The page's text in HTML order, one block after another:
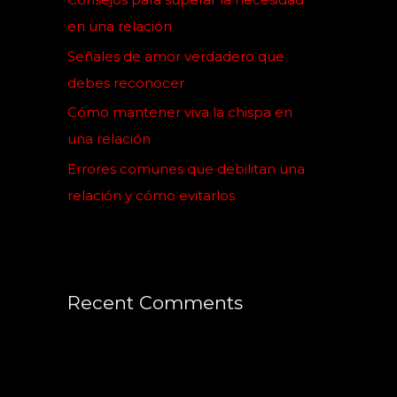
:en una relación
Señales de amor verdadero que
debes reconocer
Cómo mantener viva la chispa en
una relación
Errores comunes que debilitan una
relación y cómo evitarlos
Recent Comments